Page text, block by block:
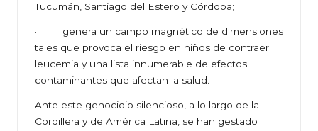
Tucumán, Santiago del Estero y Córdoba;
· genera un campo magnético de dimensiones
tales que provoca el riesgo en niños de contraer
leucemia y una lista innumerable de efectos
contaminantes que afectan la salud.
Ante este genocidio silencioso, a lo largo de la
Cordillera y de América Latina, se han gestado